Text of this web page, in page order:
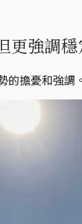
更強調
的擔憂和強調。